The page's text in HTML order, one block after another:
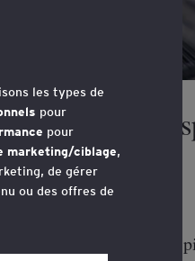
carve out ou
de carve out ou de
les types de
pour
pour
marketing/ciblage,
de gérer
ou des offres de